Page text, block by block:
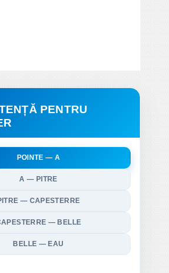
PENTRU
POINTE — A
A — PITRE
— CAPESTERRE
— BELLE
BELLE — EAU